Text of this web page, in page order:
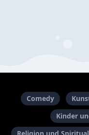
Comedy
Kinder